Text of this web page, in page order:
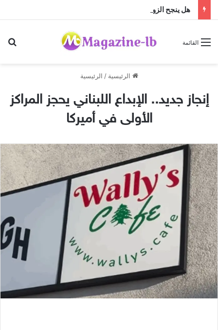
القائمة
الرئيسية / الرئيسية
إنجاز جديد.. الإبداع اللبناني يحجز المراكز
الأولى في أميركا